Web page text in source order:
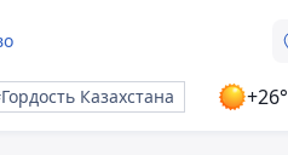
Казахстана +26°